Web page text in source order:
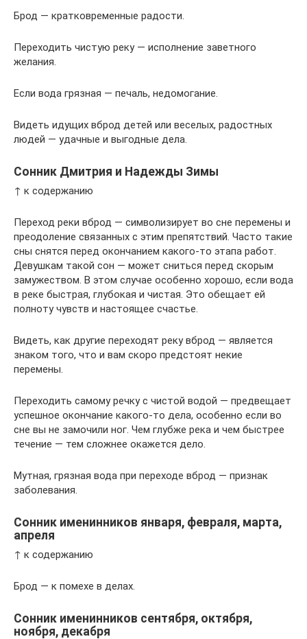
Брод — кратковременные радости.
Переходить чистую реку — исполнение заветного
желания.
Если вода грязная — печаль, недомогание.
Видеть идущих вброд детей или веселых, радостных
людей — удачные и выгодные дела.
Сонник Дмитрия и Надежды Зимы
↑ к содержанию
Переход реки вброд — символизирует во сне перемены и
преодоление связанных с этим препятствий. Часто такие
сны снятся перед окончанием какого-то этапа работ.
Девушкам такой сон — может сниться перед скорым
замужеством. В этом случае особенно хорошо, если вода
в реке быстрая, глубокая и чистая. Это обещает ей
полноту чувств и настоящее счастье.
Видеть, как другие переходят реку вброд — является
знаком того, что и вам скоро предстоят некие
перемены.
Переходить самому речку с чистой водой — предвещает
успешное окончание какого-то дела, особенно если во
сне вы не замочили ног. Чем глубже река и чем быстрее
течение — тем сложнее окажется дело.
Мутная, грязная вода при переходе вброд — признак
заболевания.
Сонник именинников января, февраля, марта,
апреля
↑ к содержанию
Брод — к помехе в делах.
Сонник именинников сентября, октября,
ноября, декабря